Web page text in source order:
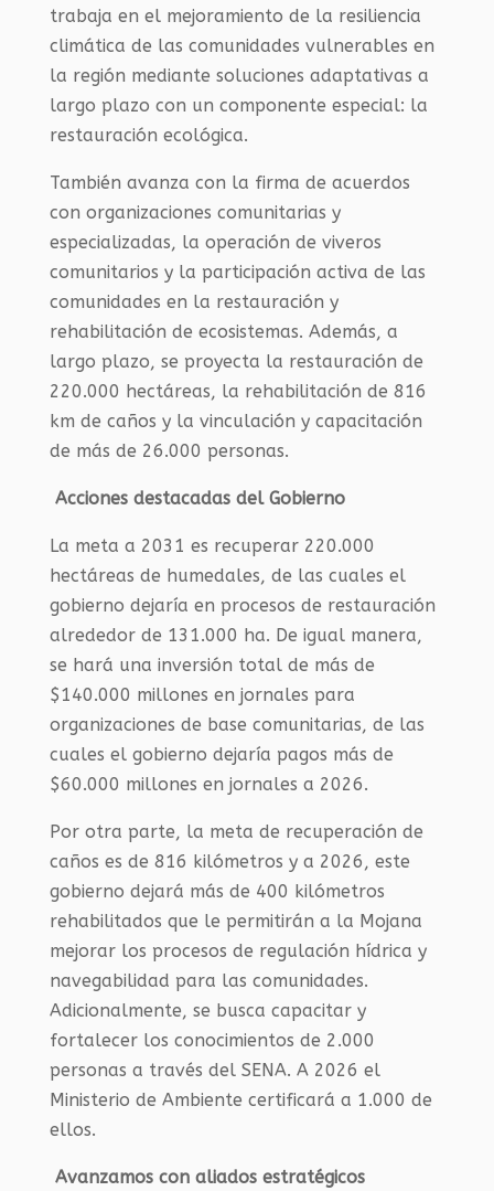
trabaja en el mejoramiento de la resiliencia
climática de las comunidades vulnerables en
la región mediante soluciones adaptativas a
largo plazo con un componente especial: la
restauración ecológica.
También avanza con la firma de acuerdos
con organizaciones comunitarias y
especializadas, la operación de viveros
comunitarios y la participación activa de las
comunidades en la restauración y
rehabilitación de ecosistemas. Además, a
largo plazo, se proyecta la restauración de
220.000 hectáreas, la rehabilitación de 816
km de caños y la vinculación y capacitación
de más de 26.000 personas.
Acciones destacadas del Gobierno
La meta a 2031 es recuperar 220.000
hectáreas de humedales, de las cuales el
gobierno dejaría en procesos de restauración
alrededor de 131.000 ha. De igual manera,
se hará una inversión total de más de
$140.000 millones en jornales para
organizaciones de base comunitarias, de las
cuales el gobierno dejaría pagos más de
$60.000 millones en jornales a 2026.
Por otra parte, la meta de recuperación de
caños es de 816 kilómetros y a 2026, este
gobierno dejará más de 400 kilómetros
rehabilitados que le permitirán a la Mojana
mejorar los procesos de regulación hídrica y
navegabilidad para las comunidades.
Adicionalmente, se busca capacitar y
fortalecer los conocimientos de 2.000
personas a través del SENA. A 2026 el
Ministerio de Ambiente certificará a 1.000 de
ellos.
Avanzamos con aliados estratégicos